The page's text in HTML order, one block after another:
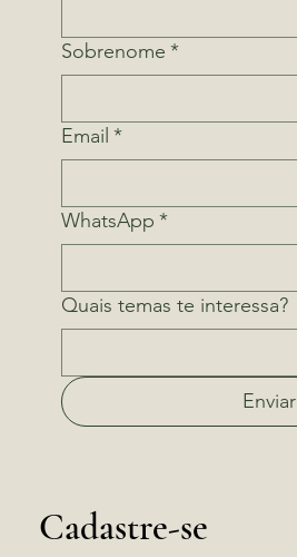
Sobrenome *
Email *
WhatsApp *
Quais temas te interessa?
Enviar
Cadastre-se